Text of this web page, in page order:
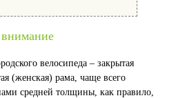
велосипеда – закрытая
(женская) рама, чаще всего
средней толщины, как правило,